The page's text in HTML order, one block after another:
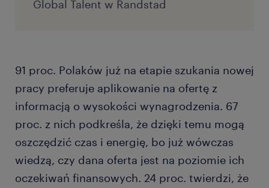
Global Talent w Randstad
91 proc. Polaków już na etapie szukania nowej
pracy preferuje aplikowanie na ofertę z
informacją o wysokości wynagrodzenia. 67
proc. z nich podkreśla, że dzięki temu mogą
oszczędzić czas i energię, bo już wówczas
wiedzą, czy dana oferta jest na poziomie ich
oczekiwań finansowych. 24 proc. twierdzi, że